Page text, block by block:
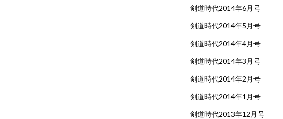
剣道時代2014年6月号
剣道時代2014年5月号
剣道時代2014年4月号
剣道時代2014年3月号
剣道時代2014年2月号
剣道時代2014年1月号
剣道時代2013年12月号